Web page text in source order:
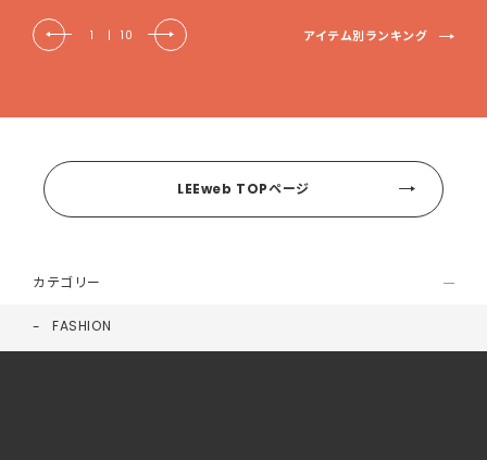
1 | 10 アイテム別ランキング
LEEweb TOPページ
カテゴリー
FASHION
BEAUTY